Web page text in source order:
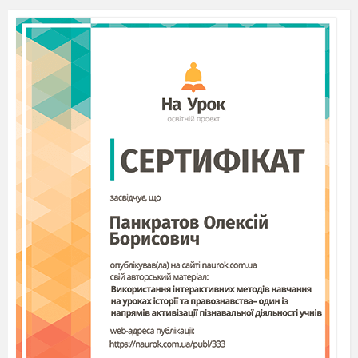
- Сьогодні на уроці нас чекає різноманітна й
дуже цікава робота, тому ви маєте бути
дуже уважними та активними.
Повсюди диво і краса-
дивись і пізнавай:
І дивовижний світ для
себе відкривай.
Прекрасна наша Земля! Тішать око
золотисті ниви, зелені гаї, голубі ріки й озера.
Природа для нас – це джерело життя , мудрості
й краси. Вона постійно змінюється, вражає нас
своїм розмаїттям і багатством. Неймовірно
цікавий, захоплюючий світ природи завжди
надихай людей глибше пізнавати його.
Художники передають красу природи,
малюючи картини фарбами. Композитори цю